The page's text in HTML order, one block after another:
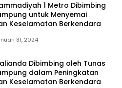
1 Metro Dibimbing
untuk Menyemai
Keselamatan Berkendara
31, 2024
Dibimbing oleh Tunas
dalam Peningkatan
Keselamatan Berkendara